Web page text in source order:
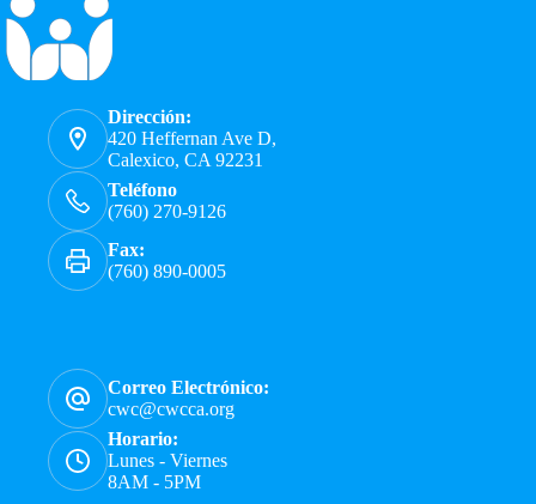
Dirección:
420 Heffernan Ave D,
Calexico, CA 92231
Teléfono
(760) 270-9126
Fax:
(760) 890-0005
Correo Electrónico:
cwc@cwcca.org
Horario:
Lunes - Viernes
8AM - 5PM